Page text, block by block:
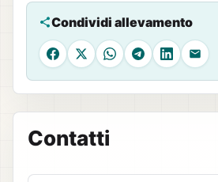
Condividi allevamento
Facebook
X WhatsAppTelegram
LinkedIn
Email
Contatti